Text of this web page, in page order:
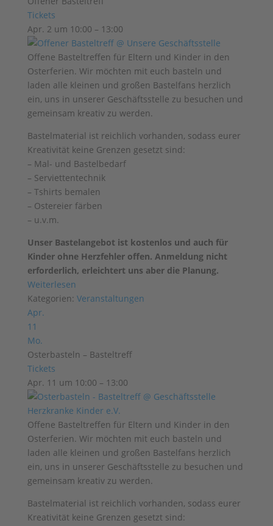
Tickets
Apr. 2 um 10:00 – 13:00
Offene Basteltreffen für Eltern und Kinder in den
Osterferien. Wir möchten mit euch basteln und
laden alle kleinen und großen Bastelfans herzlich
ein, uns in unserer Geschäftsstelle zu besuchen und
gemeinsam kreativ zu werden.
Bastelmaterial ist reichlich vorhanden, sodass eurer
Kreativität keine Grenzen gesetzt sind:
– Mal- und Bastelbedarf
– Serviettentechnik
– Tshirts bemalen
– Ostereier färben
– u.v.m.
Unser Bastelangebot ist kostenlos und auch für
Kinder ohne Herzfehler offen. Anmeldung nicht
erforderlich, erleichtert uns aber die Planung.
Weiterlesen
Kategorien: Veranstaltungen
Apr.
11
Mo.
Osterbasteln – Basteltreff
Tickets
Apr. 11 um 10:00 – 13:00
Offene Basteltreffen für Eltern und Kinder in den
Osterferien. Wir möchten mit euch basteln und
laden alle kleinen und großen Bastelfans herzlich
ein, uns in unserer Geschäftsstelle zu besuchen und
gemeinsam kreativ zu werden.
Bastelmaterial ist reichlich vorhanden, sodass eurer
Kreativität keine Grenzen gesetzt sind: